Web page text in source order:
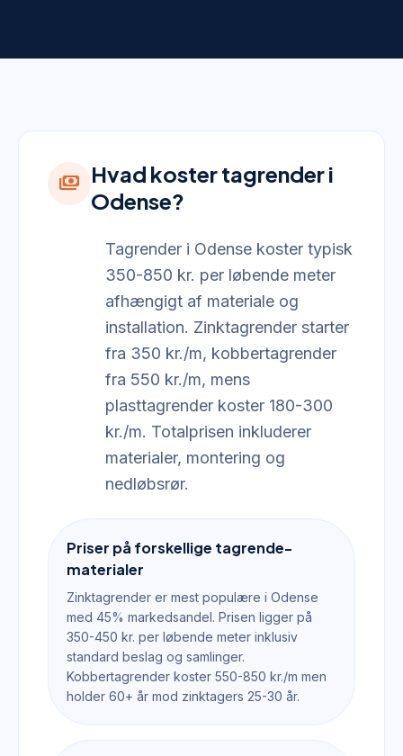
payments Hvad koster tagrender i
Odense?
Tagrender i Odense koster typisk
350-850 kr. per løbende meter
afhængigt af materiale og
installation. Zinktagrender starter
fra 350 kr./m, kobbertagrender
fra 550 kr./m, mens
plasttagrender koster 180-300
kr./m. Totalprisen inkluderer
materialer, montering og
nedløbsrør.
Priser på forskellige tagrende-
materialer
Zinktagrender er mest populære i Odense
med 45% markedsandel. Prisen ligger på
350-450 kr. per løbende meter inklusiv
standard beslag og samlinger.
Kobbertagrender koster 550-850 kr./m men
holder 60+ år mod zinktagers 25-30 år.